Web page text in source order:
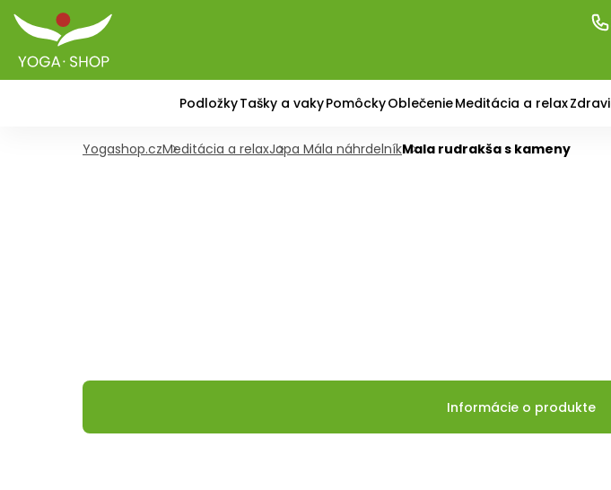
PodložkyTašky a vakyPomôckyOblečenieMeditácia a relax
Yogashop.czMeditácia a relaxJapa Mála náhrdelníkMala rudrakša s kameny
Informácie o produkte